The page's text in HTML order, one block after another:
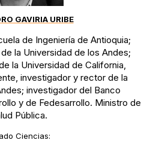
GAVIRIA URIBE
de Ingeniería de Antioquia;
la Universidad de los Andes;
la Universidad de California,
investigador y rector de la
investigador del Banco
y de Fedesarrollo. Ministro de
Pública.
Ciencias: